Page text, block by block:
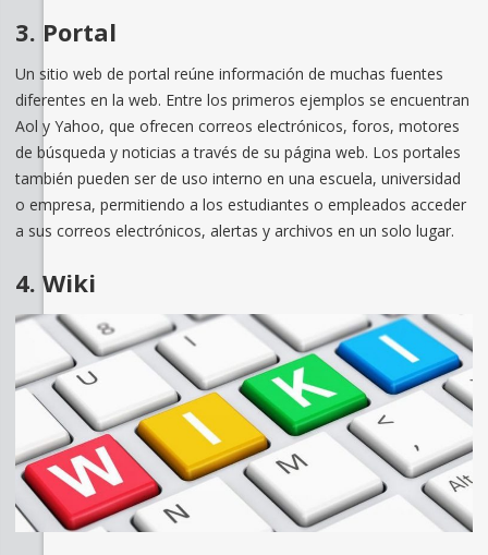
3. Portal
Un sitio web de portal reúne información de muchas fuentes
diferentes en la web. Entre los primeros ejemplos se encuentran
Aol y Yahoo, que ofrecen correos electrónicos, foros, motores
de búsqueda y noticias a través de su página web. Los portales
también pueden ser de uso interno en una escuela, universidad
o empresa, permitiendo a los estudiantes o empleados acceder
a sus correos electrónicos, alertas y archivos en un solo lugar.
4. Wiki